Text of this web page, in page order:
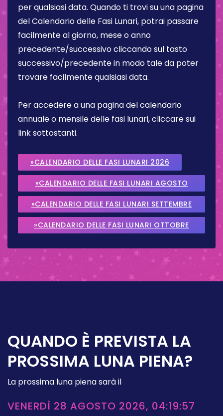
per qualsiasi data. Quando ti trovi su una pagina
del Calendario delle Fasi Lunari, potrai passare
facilmente al giorno, mese o anno
precedente/successivo cliccando sul tasto
successivo/precedente in modo tale da poter
trovare facilmente qualsiasi data.
Per accedere a una pagina del calendario
annuale o mensile delle fasi lunari, cliccare sui
link sottostanti.
»CALENDARIO DELLE FASI LUNARI 2026
»CALENDARIO DELLE FASI LUNARI AGOSTO
2026
»CALENDARIO DELLE FASI LUNARI SETTEMBRE
2026
»CALENDARIO DELLE FASI LUNARI OTTOBRE
QUANDO È PREVISTA LA
PROSSIMA LUNA PIENA?
La prossima luna piena sarà il
VENERDÌ 28 AGOSTO 2026, 04:19:57